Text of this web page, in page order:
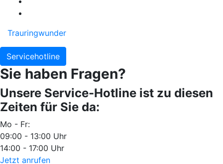
Trauringwunder
Servicehotline
Sie haben Fragen?
Unsere Service-Hotline ist zu diesen
Zeiten für Sie da:
Mo - Fr:
09:00 - 13:00 Uhr
14:00 - 17:00 Uhr
Jetzt anrufen